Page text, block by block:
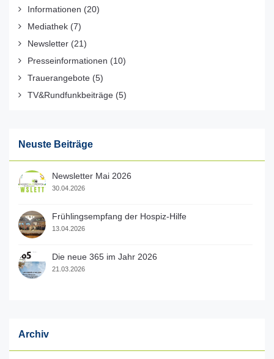
Informationen (20)
Mediathek (7)
Newsletter (21)
Presseinformationen (10)
Trauerangebote (5)
TV&Rundfunkbeiträge (5)
Neuste Beiträge
Newsletter Mai 2026
30.04.2026
Frühlingsempfang der Hospiz-Hilfe
13.04.2026
Die neue 365 im Jahr 2026
21.03.2026
Archiv